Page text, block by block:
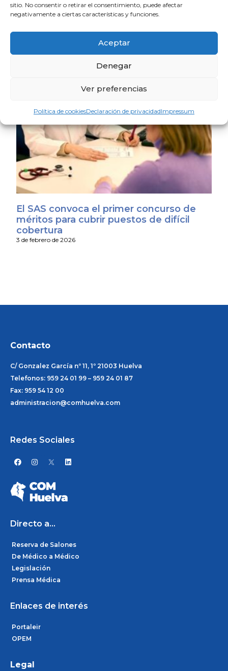
sitio. No consentir o retirar el consentimiento, puede afectar
negativamente a ciertas características y funciones.
Aceptar
Denegar
Ver preferencias
Política de cookiesDeclaración de privacidadImpressum
Oferta de empleo médico en Huelva
Oferta de empleo en Isla Cristina
El SAS convoca el primer concurso de
méritos para cubrir puestos de difícil
cobertura
3 de febrero de 2026
Contacto
C/ Gonzalez García nº 11, 1º 21003 Huelva
Telefonos: 959 24 01 99 – 959 24 01 87
Fax: 959 54 12 00
administracion@comhuelva.com
Redes Sociales
F
a
e
b
o
o
I
n
a
g
r
L
i
i
Directo a...
Reserva de Salones
De Médico a Médico
Legislación
Prensa Médica
Enlaces de interés
Portaleir
OPEM
Legal